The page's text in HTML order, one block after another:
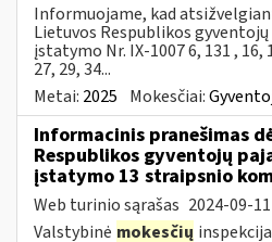
Informuojame, kad
Lietuvos Respublikos
įstatymo Nr. IX-1007 6, 131 , 16,
27, 29, 34...
Metai: 2025 Mokesčiai:
Informacinis pranešimas
Respublikos gyventojų
įstatymo 13 straipsnio
Web turinio sąrašas 2024-09-11
Valstybinė mokesčių